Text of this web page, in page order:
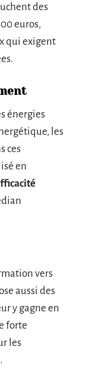
des
euros,
qui exigent
énergies
les
ces
en
vers
aussi des
y gagne en
forte
les